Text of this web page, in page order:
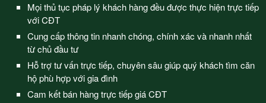
Mọi thủ tục pháp lý khách hàng đều được thực hiện trực tiếp
với CĐT
Cung cấp thông tin nhanh chóng, chính xác và nhanh nhất
từ chủ đầu tư
Hỗ trợ tư vấn trực tiếp, chuyên sâu giúp quý khách tìm căn
hộ phù hợp với gia đình
Cam kết bán hàng trực tiếp giá CĐT